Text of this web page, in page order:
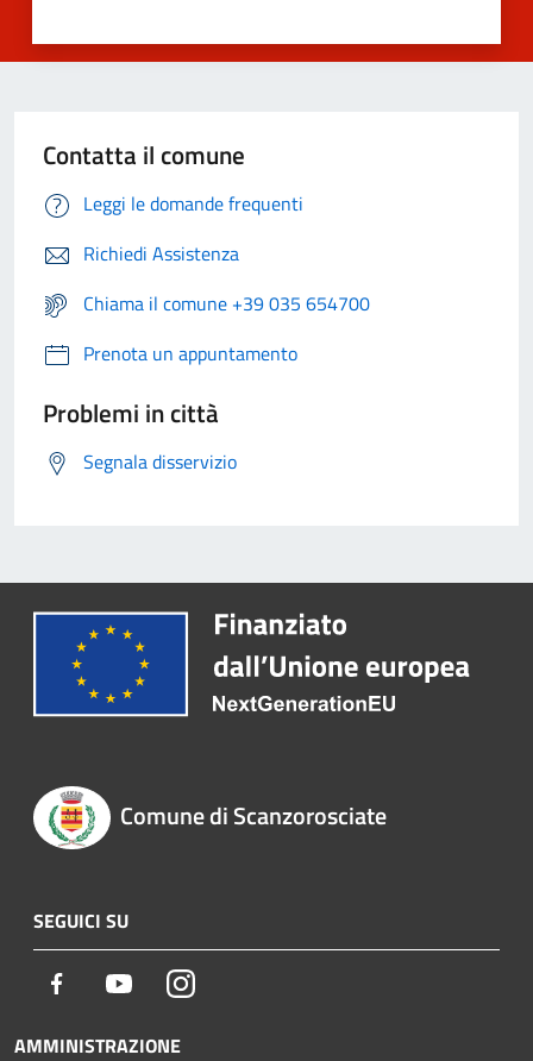
Contatta il comune
Leggi le domande frequenti
Richiedi Assistenza
Chiama il comune +39 035 654700
Prenota un appuntamento
Problemi in città
Segnala disservizio
Comune di Scanzorosciate
SEGUICI SU
Facebook YoutubeInstagram
AMMINISTRAZIONE